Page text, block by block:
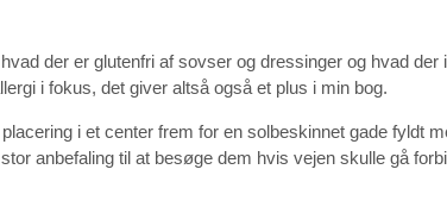
der er glutenfri af sovser og dressinger og hvad der
i fokus, det giver altså også et plus i min bog.
i et center frem for en solbeskinnet gade fyldt
anbefaling til at besøge dem hvis vejen skulle gå